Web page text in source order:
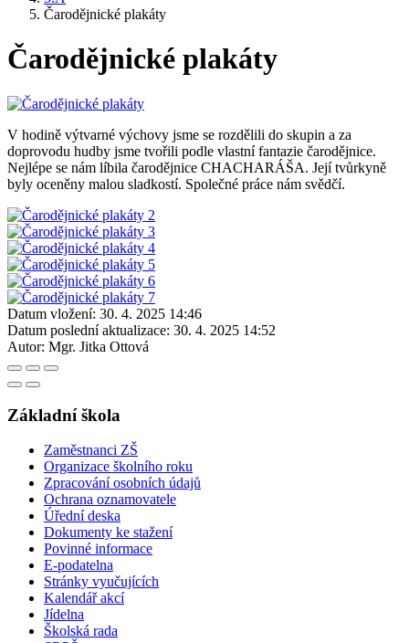
Čarodějnické plakáty
Čarodějnické plakáty
V hodině výtvarné výchovy jsme se rozdělili do skupin a za
doprovodu hudby jsme tvořili podle vlastní fantazie čarodějnice.
Nejlépe se nám líbila čarodějnice CHACHARÁŠA. Její tvůrkyně
byly oceněny malou sladkostí. Společné práce nám svědčí.
Datum vložení: 30. 4. 2025 14:46
Datum poslední aktualizace: 30. 4. 2025 14:52
Autor: Mgr. Jitka Ottová
Základní škola
Zaměstnanci ZŠ
Organizace školního roku
Zpracování osobních údajů
Ochrana oznamovatele
Úřední deska
Dokumenty ke stažení
Povinné informace
E-podatelna
Stránky vyučujících
Kalendář akcí
Jídelna
Školská rada